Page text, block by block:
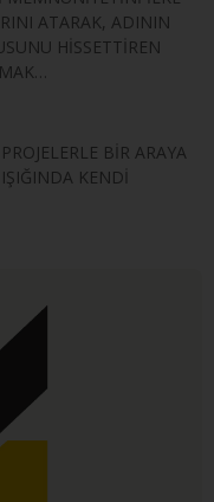
ATARAK, ADININ
HİSSETTİREN
BİR ARAYA
KENDİ